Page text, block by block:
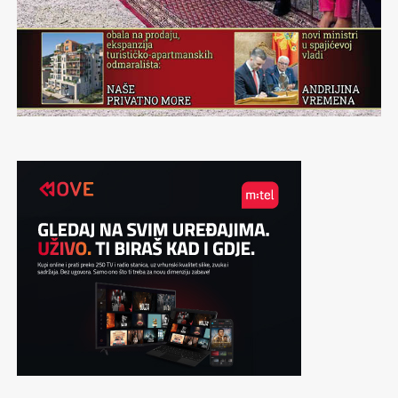
začin.
Munjevito se prebacujem na neka suštinska pitanja, tipa
da li je za radost potrebno malo? Malo sreće, malo
skoknuti do Pivnice Irish pub u Rumi, malo rakije, malo
opreme za povezati. I mnogo talenta velike Todore
gradovi, i putovanja, i izlasci, i razgovori, i ljudi, i sve je
bilo snažnije. Uprkos ovoj činjenici, trenutno uživam, jer
zavodljivo mi je koliko me je očarala atmosfera koju je
Toda donela. Radujmo se pomalo, dok još imamo kome i
čime. Potrebno nam je više nego što mislimo.
Mir u glavi dobijete kada je pošteno izlupate o mnogo
zidova i kada shvatite da ste je badava i lupali. Jer, zidovi
ko zidovi, stoje, otporni na udarce i na lude glave.
Kada osetimo trenutak sreće, odvojimo i trenutak da